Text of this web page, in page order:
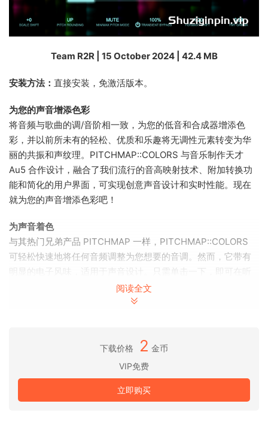
Team R2R | 15 October 2024 | 42.4 MB
安装方法： 直接安装，免激活版本。
为您的声音增添色彩
将音频与歌曲的调/音阶相一致，为您的低音和合成器增添色
彩，并以前所未有的轻松、优质和乐趣将无调性元素转变为华
丽的共振和声纹理。PITCHMAP::COLORS 与音乐制作天才
Au5 合作设计，融合了我们流行的音高映射技术、附加转换功
能和简化的用户界面，可实现创意声音设计和实时性能。现在
就为您的声音增添色彩吧！
为声音着色
与其热门兄弟产品 PITCHMAP 一样，PITCHMAP::COLORS
可轻松快速地将任何音频调整为您想要的音调。然而，它带有
明显的电子风味，适用于声音设计。只需单击一下，即可在听
起来有些自然的 SICK、极具共鸣的 NSANE 和令人着迷的电子
PITCHMAP::COLORS 的工作原理是基于音高将输入音频分离
可以使用 UI 键盘或 MIDI 键盘轻松设置此网格 – 只需弹奏您想
要的和弦来塑造音频的音调。将大调变成小调、将 A 小调 7 变
成 F# 大调，或将低音和噪音摆动成和声内容……就像魔术一
阅读全文
下载价格 2 金币
VIP免费
立即购买